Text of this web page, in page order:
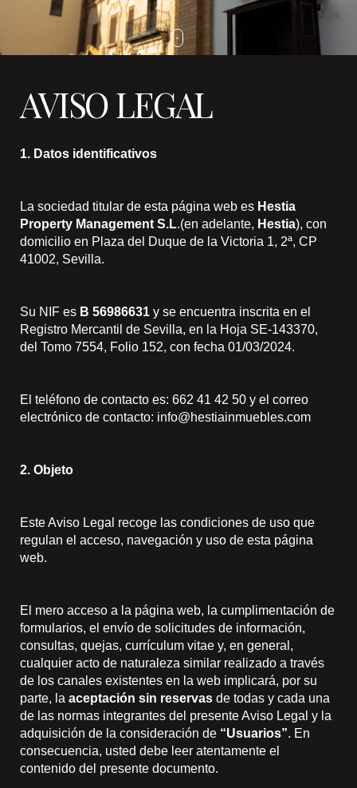
AVISO LEGAL
1. Datos identificativos
La sociedad titular de esta página web es Hestia
Property Management S.L.(en adelante, Hestia), con
domicilio en Plaza del Duque de la Victoria 1, 2ª, CP
41002, Sevilla.
Su NIF es B 56986631 y se encuentra inscrita en el
Registro Mercantil de Sevilla, en la Hoja SE-143370,
del Tomo 7554, Folio 152, con fecha 01/03/2024.
El teléfono de contacto es: 662 41 42 50 y el correo
electrónico de contacto: info@hestiainmuebles.com
2. Objeto
Este Aviso Legal recoge las condiciones de uso que
regulan el acceso, navegación y uso de esta página
web.
El mero acceso a la página web, la cumplimentación de
formularios, el envío de solicitudes de información,
consultas, quejas, currículum vitae y, en general,
cualquier acto de naturaleza similar realizado a través
de los canales existentes en la web implicará, por su
parte, la aceptación sin reservas de todas y cada una
de las normas integrantes del presente Aviso Legal y la
adquisición de la consideración de “Usuarios”. En
consecuencia, usted debe leer atentamente el
contenido del presente documento.